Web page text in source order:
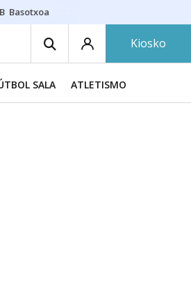
Basotxoa
Kiosko
SALA ATLETISMO